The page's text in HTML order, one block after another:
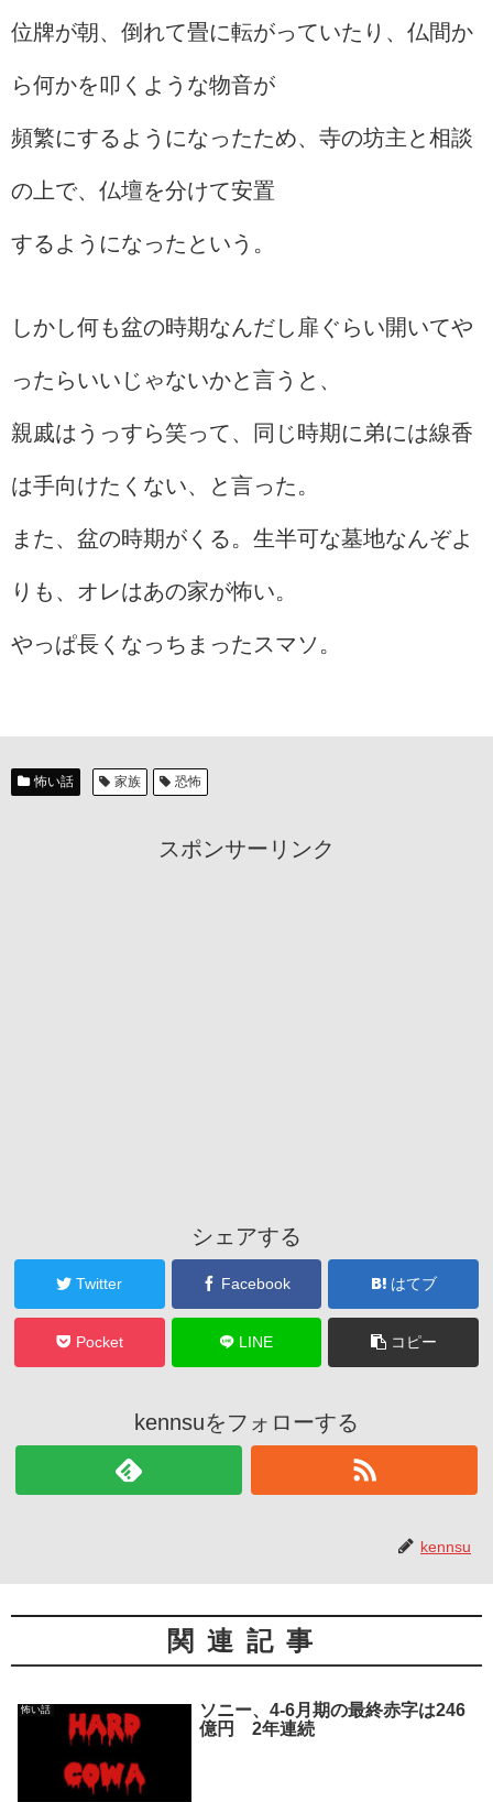
位牌が朝、倒れて畳に転がっていたり、仏間か
ら何かを叩くような物音が
頻繁にするようになったため、寺の坊主と相談
の上で、仏壇を分けて安置
するようになったという。
しかし何も盆の時期なんだし扉ぐらい開いてや
ったらいいじゃないかと言うと、
親戚はうっすら笑って、同じ時期に弟には線香
は手向けたくない、と言った。
また、盆の時期がくる。生半可な墓地なんぞよ
りも、オレはあの家が怖い。
やっぱ長くなっちまったスマソ。
怖い話 家族 恐怖
スポンサーリンク
シェアする
Twitter Facebook はてブ
Pocket LINE コピー
kennsuをフォローする
kennsu
関連記事
怖い話
ソニー、4-6月期の最終赤字は246
億円 2年連続